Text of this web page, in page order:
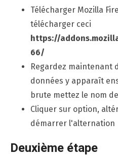
Télécharger Mozilla
télécharger ceci
https://
66/
Regardez maintenant
données y apparaît
brute mettez le nom
Cliquer sur option,
démarrer l'alternation
Deuxième étape